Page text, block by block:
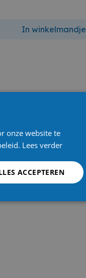
In winkelmandje
onze website te
Lees verder
ACCEPTEREN